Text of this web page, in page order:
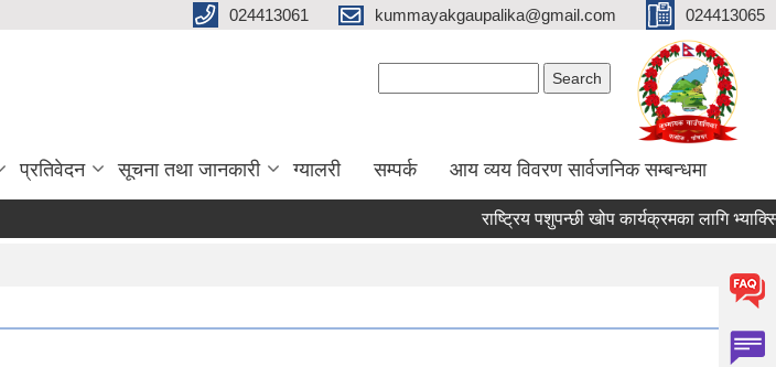
024413061 kummayakgaupalika@gmail.com 024413065
प्रतिवेदन सूचना तथा जानकारी ग्यालरी सम्पर्क आय व्यय विवरण सार्वजनिक सम्बन्धमा
राष्ट्रिय पशुपन्छी खोप कार्यक्रमका लागि